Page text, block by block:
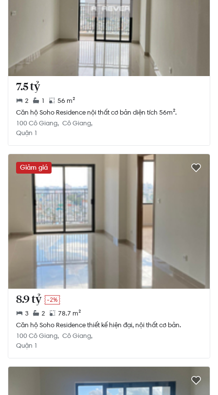
7.5 tỷ
2 1
56 m²
Căn hộ Soho Residence nội thất cơ bản diện tích 56m².
100 Cô Giang Cô Giang
Quận 1
Giảm giá
8.9 tỷ -2%
3 2
78.7 m²
Căn hộ Soho Residence thiết kế hiện đại, nội thất cơ bản.
100 Cô Giang Cô Giang
Quận 1